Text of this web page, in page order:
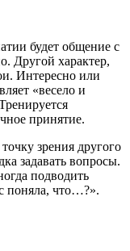
будет общение с
Другой характер,
Интересно или
«весело и
принятие.
зрения другого
задавать вопросы.
подводить
поняла, что…?».